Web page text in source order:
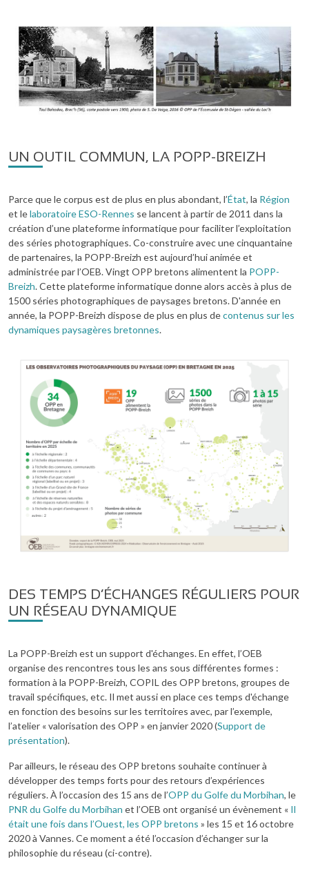
UN OUTIL COMMUN, LA POPP-BREIZH
Parce que le corpus est de plus en plus abondant, l’État, la Région
et lelaboratoire ESO-Rennes se lancent à partir de 2011 dans la
création d’une plateforme informatique pour faciliter l’exploitation
des séries photographiques. Co-construire avec une cinquantaine
de partenaires, la POPP-Breizh est aujourd’hui animée et
administrée par l’OEB. Vingt OPP bretons alimentent la POPP-
Breizh. Cette plateforme informatique donne alors accès à plus de
1500 séries photographiques de paysages bretons. D'année en
année, la POPP-Breizh dispose de plus en plus decontenus sur les
dynamiques paysagères bretonnes.
DES TEMPS D’ÉCHANGES RÉGULIERS POUR
UN RÉSEAU DYNAMIQUE
La POPP-Breizh est un support d'échanges. En effet, l’OEB
organise des rencontres tous les ans sous différentes formes :
formation à la POPP-Breizh, COPIL des OPP bretons, groupes de
travail spécifiques, etc. Il met aussi en place ces temps d'échange
en fonction des besoins sur les territoires avec, par l’exemple,
l’atelier « valorisation des OPP » en janvier 2020 (Support de
présentation).
Par ailleurs, le réseau des OPP bretons souhaite continuer à
développer des temps forts pour des retours d’expériences
réguliers. À l’occasion des 15 ans de l’OPP du Golfe du Morbihan, le
PNR du Golfe du Morbihan et l’OEB ont organisé un évènement « Il
était une fois dans l’Ouest, les OPP bretons » les 15 et 16 octobre
2020 à Vannes. Ce moment a été l’occasion d’échanger sur la
philosophie du réseau (ci-contre).